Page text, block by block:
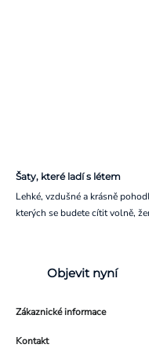
Šaty, které ladí s létem
Lehké, vzdušné a krásně
kterých se budete cítit volně,
Objevit nyní
Zákaznické informace
Kontakt